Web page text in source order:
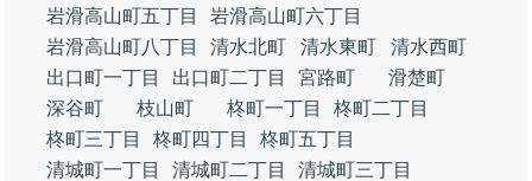
岩滑高山町五丁目
岩滑高山町六丁目
岩滑高山町八丁目
清水北町 清水東町
清水西町
出口町一丁目
出口町二丁目 宮路町
滑楚町
深谷町
枝山町 柊町一丁目
柊町二丁目
柊町三丁目
柊町四丁目
柊町五丁目
清城町一丁目
清城町二丁目
清城町三丁目